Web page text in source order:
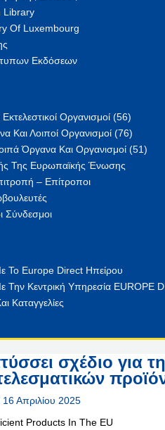
Library
Of Luxembourg
Εκδόσεων
Οργανισμοί (56)
Και Λοιποί Οργανισμοί (76)
Όργανα Και Οργανισμοί (51)
Της Ευρωπαϊκής Ένωσης
– Επίτροποι
Σύνδεσμοι
Το Europe Direct Ηπείρου
Την Κεντρική Υπηρεσία EUROPE
Καταγγελίες
σχέδιο για
16 Απριλίου 2025